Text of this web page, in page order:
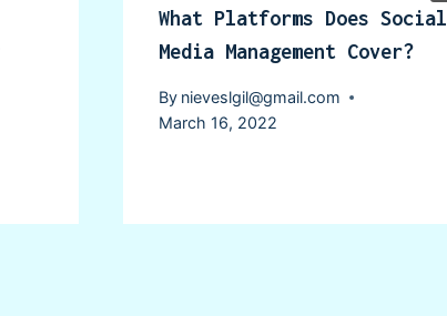
What Platforms Does Social
Media Management Cover?
By nieveslgil@gmail.com
March 16, 2022